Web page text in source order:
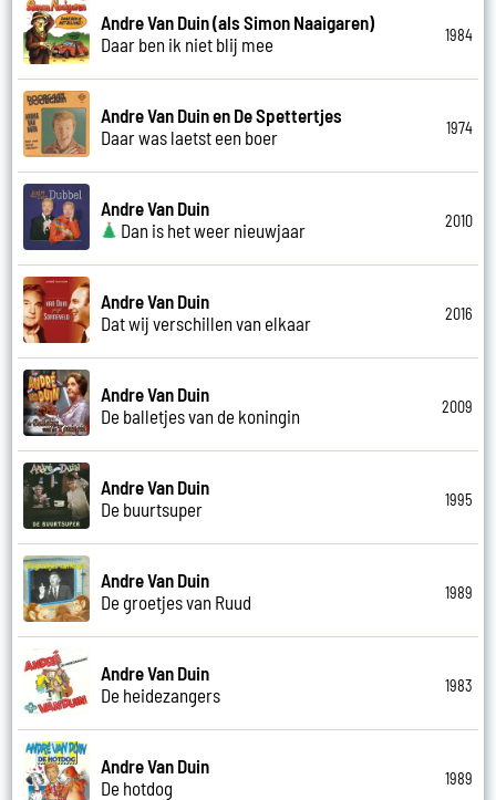
Andre Van Duin (als Simon Naaigaren)
Daar ben ik niet blij mee
1984
Andre Van Duin en De Spettertjes
Daar was laetst een boer
1974
Andre Van Duin
Dan is het weer nieuwjaar
2010
Andre Van Duin
Dat wij verschillen van elkaar
2016
Andre Van Duin
De balletjes van de koningin
2009
Andre Van Duin
De buurtsuper
1995
Andre Van Duin
De groetjes van Ruud
1989
Andre Van Duin
De heidezangers
1983
Andre Van Duin
De hotdog
1989